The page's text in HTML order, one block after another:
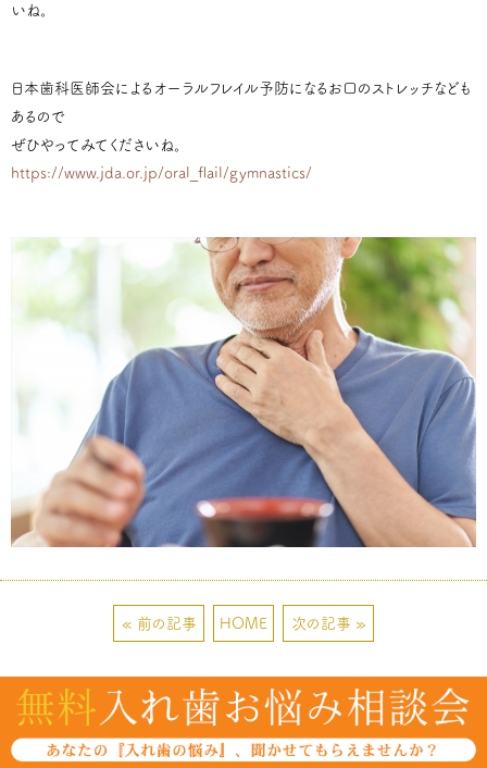
いね。
日本歯科医師会によるオーラルフレイル予防になるお口のストレッチなども
あるので
ぜひやってみてくださいね。
https://www.jda.or.jp/oral_flail/gymnastics/
« 前の記事 HOME 次の記事 »